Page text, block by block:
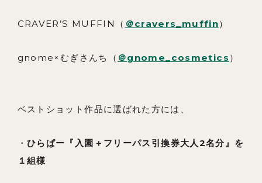
CRAVER’S MUFFIN（ ＠cravers_muffin）
gnome×むぎさんち（ ＠gnome_cosmetics ）
ベストショット作品に選ばれた方には、
・ ひらぱー『入園＋フリーパス引換券大人2名分』を
１組様